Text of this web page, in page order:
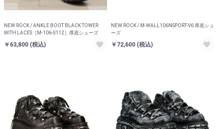
NEW ROCK / ANKLE BOOT BLACK TOWER
WITH LACES［M-106-S112］厚底シューズ
￥63,800 (税込)
NEW ROCK / M-WALL106NSPORT-V6 厚底シュ
ーズ
￥72,600 (税込)